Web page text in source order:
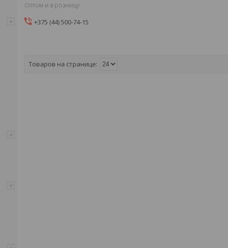
Оптом и в розницу
+375 (44) 500-74-15